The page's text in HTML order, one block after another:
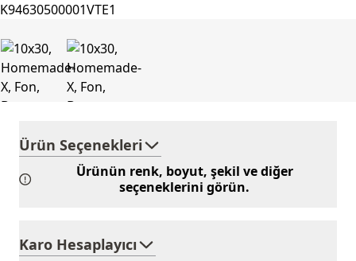
Ürün Seçenekleri
Ürünün renk, boyut, şekil ve diğer
seçeneklerini görün.
Karo Hesaplayıcı